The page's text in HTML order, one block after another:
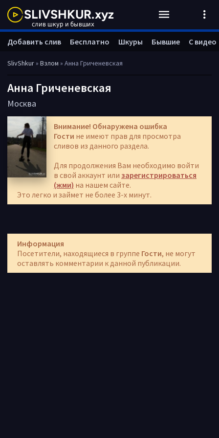
SlivShkur» Взлом » Анна Гриченевская
Анна Гриченевская
Москва
Внимание! Обнаружена ошибка
Гости не имеют прав для просмотра
сливов из данного раздела.
Для продолжения Вам необходимо войти
в свой аккаунт или зарегистрироваться
(жми) на нашем сайте.
Это легко и займет не более 3-х минут.
Информация
Посетители, находящиеся в группе Гости, не могут
оставлять комментарии к данной публикации.
Добавить слив Бесплатно Шкуры Бывшие С видео